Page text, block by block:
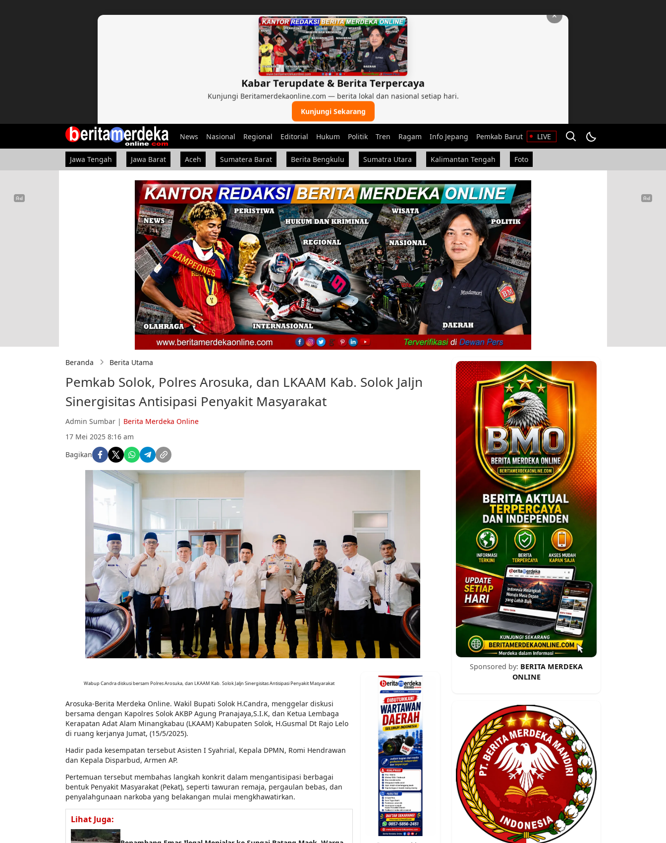
✕
Kabar Terupdate & Berita Terpercaya
Kunjungi Beritamerdekaonline.com — berita lokal dan nasional setiap hari.
Kunjungi Sekarang
News Nasional Regional Editorial Hukum Politik Tren Ragam Info Jepang Pemkab Barut LIVE
Jawa Tengah Jawa Barat Aceh Sumatera Barat Berita Bengkulu Sumatra Utara Kalimantan Tengah Foto
Beranda Berita Utama
Pemkab Solok, Polres Arosuka, dan LKAAM Kab. Solok Jaljn
Sinergisitas Antisipasi Penyakit Masyarakat
Admin Sumbar | Berita Merdeka Online
17 Mei 2025 8:16 am
Bagikan
Wabup Candra diskusi bersam Polres Arosuka, dan LKAAM Kab. Solok Jaljn Sinergisitas Antisipasi Penyakit Masyarakat
Arosuka-Berita Merdeka Online. Wakil Bupati Solok H.Candra, menggelar diskusi
bersama dengan Kapolres Solok AKBP Agung Pranajaya,S.I.K, dan Ketua Lembaga
Kerapatan Adat Alam Minangkabau (LKAAM) Kabupaten Solok, H.Gusmal Dt Rajo Lelo
di ruang kerjanya Jumat, (15/5/2025).
Hadir pada kesempatan tersebut Asisten I Syahrial, Kepala DPMN, Romi Hendrawan
dan Kepala Disparbud, Armen AP.
Pertemuan tersebut membahas langkah konkrit dalam mengantisipasi berbagai
bentuk Penyakit Masyarakat (Pekat), seperti tawuran remaja, pergaulan bebas, dan
penyalahgunaan narkoba yang belakangan mulai mengkhawatirkan.
Lihat Juga:
Sponsored by: BERITA MERDEKA
ONLINE